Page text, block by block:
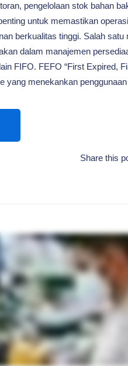
pengelolaan stok bahan
untuk memastikan
berkualitas tinggi. Salah satu
dalam manajemen
FIFO. FEFO “First Expired,
yang menekankan
Share this